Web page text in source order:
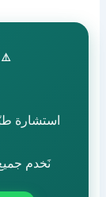
⚠️
استشارة
نَخدم